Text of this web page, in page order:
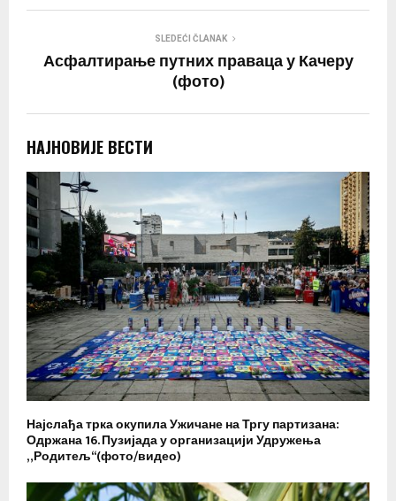
SLEDEĆI ČLANAK
Асфалтирање путних праваца у Качеру
(фото)
НАЈНОВИЈЕ ВЕСТИ
Најслађа трка окупила Ужичане на Тргу партизана:
Одржана 16. Пузијада у организацији Удружења
„Родитељ“(фото/видео)